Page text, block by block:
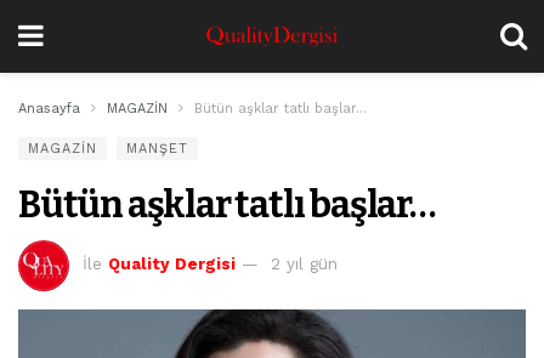
Anasayfa MAGAZİN Bütün aşklar tatlı başlar…
MAGAZİN MANŞET
Bütün aşklar tatlı başlar…
İle Quality Dergisi 2 yıl gün